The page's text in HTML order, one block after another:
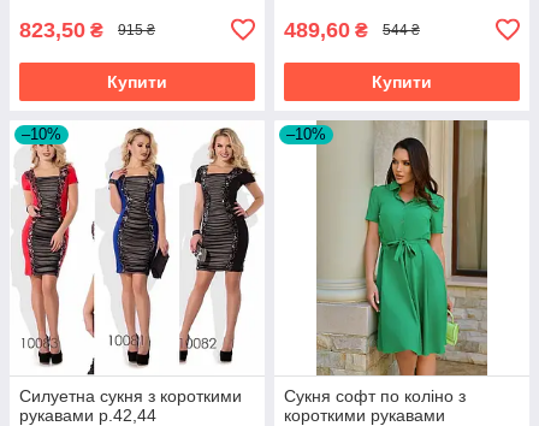
823,50 ₴ 915 ₴
Купити
489,60 ₴ 544 ₴
Купити
–10%
Силуетна сукня з короткими
рукавами р.42,44
–10%
Сукня софт по коліно з
короткими рукавами